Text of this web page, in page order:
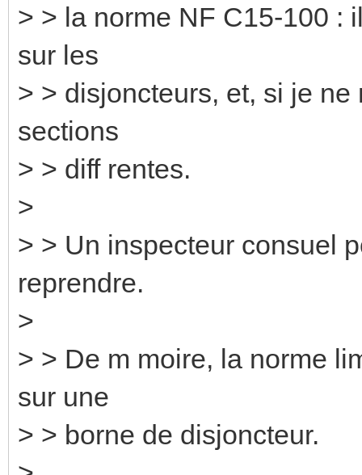
> > la norme NF C15-100 :
sur les
> > disjoncteurs, et, si je
sections
> > diff rentes.
>
> > Un inspecteur consuel
reprendre.
>
> > De m moire, la norme
sur une
> > borne de disjoncteur.